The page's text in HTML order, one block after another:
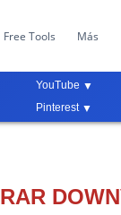
Free Tools Más
YouTube
Pinterest